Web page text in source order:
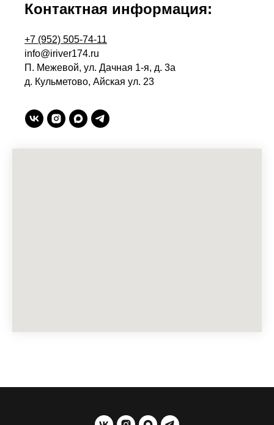
Контактная информация:
+7 (952) 505-74-11
info@iriver174.ru
П. Межевой, ул. Дачная 1-я, д. 3а
д. Кульметово, Айская ул. 23